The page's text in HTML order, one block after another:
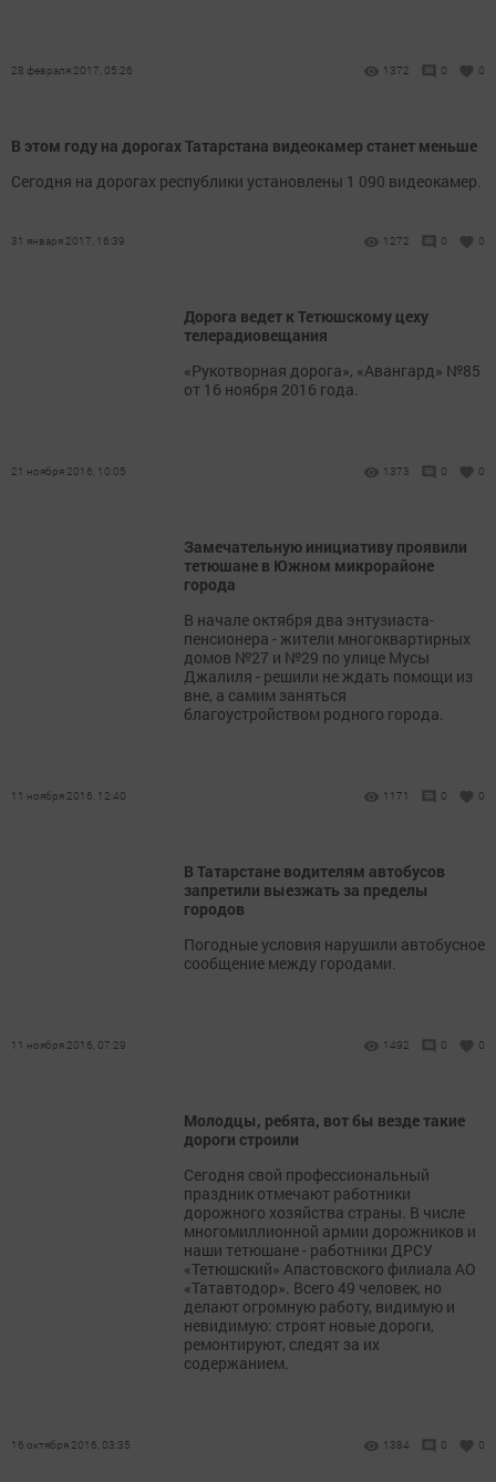
28 февраля 2017, 05:26 1372 0 0
В этом году на дорогах Татарстана видеокамер станет меньше
Сегодня на дорогах республики установлены 1 090 видеокамер.
31 января 2017, 16:39 1272 0 0
Дорога ведет к Тетюшскому цеху
телерадиовещания
«Рукотворная дорога», «Авангард» №85
от 16 ноября 2016 года.
21 ноября 2016, 10:05 1373 0 0
Замечательную инициативу проявили
тетюшане в Южном микрорайоне
города
В начале октября два энтузиаста-
пенсионера - жители многоквартирных
домов №27 и №29 по улице Мусы
Джалиля - решили не ждать помощи из
вне, а самим заняться
благоустройством родного города.
11 ноября 2016, 12:40 1171 0 0
В Татарстане водителям автобусов
запретили выезжать за пределы
городов
Погодные условия нарушили автобусное
сообщение между городами.
11 ноября 2016, 07:29 1492 0 0
Молодцы, ребята, вот бы везде такие
дороги строили
Сегодня свой профессиональный
праздник отмечают работники
дорожного хозяйства страны. В числе
многомиллионной армии дорожников и
наши тетюшане - работники ДРСУ
«Тетюшский» Апастовского филиала АО
«Тат­автодор». Всего 49 человек, но
делают огромную работу, видимую и
невидимую: строят новые дороги,
ремонтируют, следят за их
содержанием.
16 октября 2016, 03:35 1384 0 0